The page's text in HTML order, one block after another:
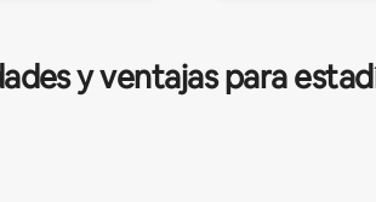
y ventajas para